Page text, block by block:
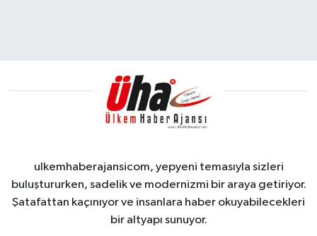
ulkemhaberajansicom, yepyeni temasıyla sizleri
buluştururken, sadelik ve modernizmi bir araya getiriyor.
Şatafattan kaçınıyor ve insanlara haber okuyabilecekleri
bir altyapı sunuyor.